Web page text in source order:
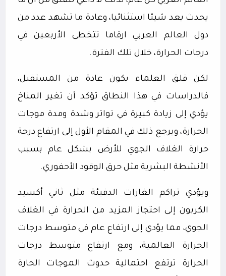
يحدث يعد شيئا استثنائيا، وعادة ما تشهد عدد من
دول العالم العربي ارقاما تتخطى الأربعين في
درجات الحرارة، خلال تلك الفترة.
لكن قلق العلماء يكون عادة من المستقبل،
فالدراسات في هذا النطاق تؤكد أن تغير المناخ
يؤدي إلى زيادة كبيرة في تواتر وشدة ومدة موجات
الحرارة، ويرجع ذلك في المقام الأول إلى ارتفاع درجة
حرارة الغلاف الجوي للأرض بشكل عام بسبب
الأنشطة البشرية مثل حرق الوقود الأحفوري.
ويؤدي تراكم الغازات الدفيئة مثل ثاني أكسيد
الكربون إلى احتجاز المزيد من الحرارة في الغلاف
الجوي، مما يؤدي إلى ارتفاع عام في متوسط درجات
الحرارة العالمية، ومع ارتفاع متوسط درجات
الحرارة ترتفع احتمالية حدوث الموجات الحارة